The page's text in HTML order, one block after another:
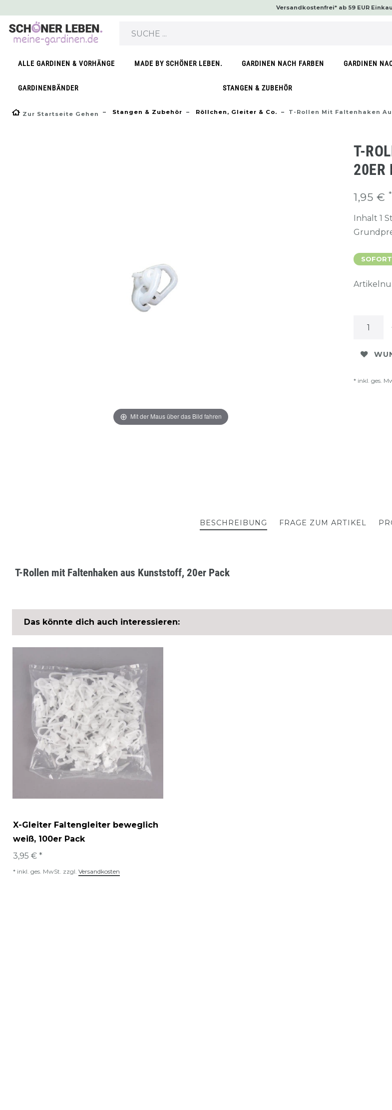
Versandkostenfrei* ab 59 EUR
ALLE GARDINEN & VORHÄNGE MADE BY SCHÖNER LEBEN. GARDINEN NACH FARBEN GARDINEN
GARDINENBÄNDER STANGEN & ZUBEHÖR
Zur Startseite Gehen Stangen & Zubehör Röllchen, Gleiter & Co. T-Rollen Mit Faltenhaken
Mit der Maus über das Bild fahren
T-
20ER
1,95 € *
Inhalt 1
* inkl. ges.
BESCHREIBUNG FRAGE ZUM ARTIKEL
T-Rollen mit Faltenhaken aus Kunststoff, 20er Pack
Das könnte dich auch interessieren:
X-Gleiter Faltengleiter beweglich
weiß, 100er Pack
3,95 € *
* inkl. ges. MwSt. zzgl. Versandkosten